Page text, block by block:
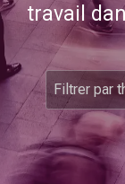
travail